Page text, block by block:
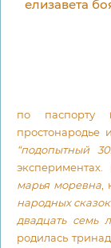
по паспорту
простонародье
“подопытный
марья моревна,
народных сказок.
двадцать семь
родилась